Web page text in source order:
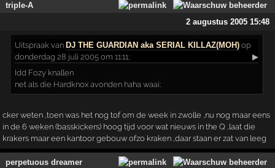
triple-A
2 augustus 2005 15:48
Uitspraak vanDJ THE GUARDIAN aka SERIAL KILLAZ(MOH) op
donderdag 28 juli 2005 om 11:11:
▶
Idd Fozy knallen
net als die Hardknox avonden haha waai:
cker weten ,toen was het nog tof om de week in zwolle ,nu nog maar eens
in de 6 weken (basskickers) hoog tijd voor wat nieuws in the Q ,laat die
krakers maar een kantoor gebouw ofzo kraken ,daar staan er zat van leeg
perpetuous dreamer